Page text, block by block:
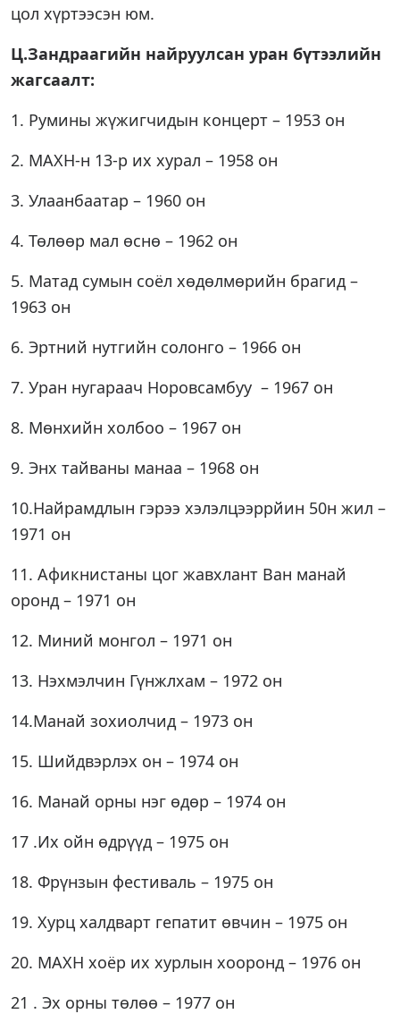
цол хүртээсэн юм.
Ц.Зандраагийн найруулсан уран бүтээлийн
жагсаалт:
1. Румины жүжигчидын концерт – 1953 он
2. МАХН-н 13-р их хурал – 1958 он
3. Улаанбаатар – 1960 он
4. Төлөөр мал өснө – 1962 он
5. Матад сумын соёл хөдөлмөрийн брагид –
1963 он
6. Эртний нутгийн солонго – 1966 он
7. Уран нугараач Норовсамбуу – 1967 он
8. Мөнхийн холбоо – 1967 он
9. Энх тайваны манаа – 1968 он
10.Найрамдлын гэрээ хэлэлцээррйин 50н жил –
1971 он
11. Афикнистаны цог жавхлант Ван манай
оронд – 1971 он
12. Миний монгол – 1971 он
13. Нэхмэлчин Гүнжлхам – 1972 он
14.Манай зохиолчид – 1973 он
15. Шийдвэрлэх он – 1974 он
16. Манай орны нэг өдөр – 1974 он
17 .Их ойн өдрүүд – 1975 он
18. Фрүнзын фестиваль – 1975 он
19. Хурц халдварт гепатит өвчин – 1975 он
20. МАХН хоёр их хурлын хооронд – 1976 он
21 . Эх орны төлөө – 1977 он